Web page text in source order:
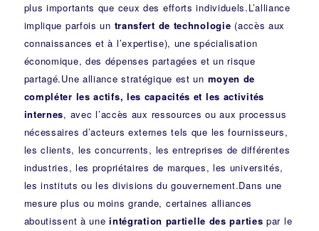
plus importants que ceux des efforts individuels.L’alliance
implique parfois un transfert de technologie (accès aux
connaissances et à l’expertise), une spécialisation
économique, des dépenses partagées et un risque
partagé.Une alliance stratégique est un moyen de
compléter les actifs, les capacités et les activités
internes, avec l’accès aux ressources ou aux processus
nécessaires d’acteurs externes tels que les fournisseurs,
les clients, les concurrents, les entreprises de différentes
industries, les propriétaires de marques, les universités,
les instituts ou les divisions du gouvernement.Dans une
mesure plus ou moins grande, certaines alliances
aboutissent à uneintégration partielle des parties par le